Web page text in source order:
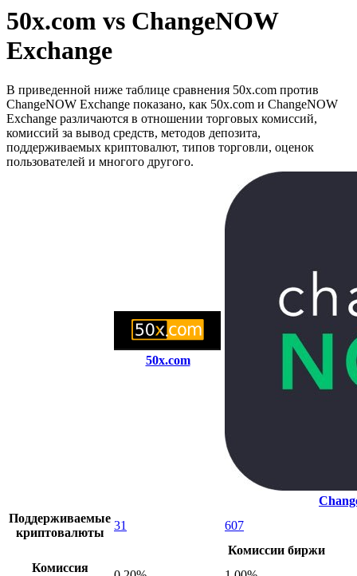
50x.com vs ChangeNOW
Exchange
В приведенной ниже таблице сравнения 50x.com против
ChangeNOW Exchange показано, как 50x.com и ChangeNOW
Exchange различаются в отношении торговых комиссий,
комиссий за вывод средств, методов депозита,
поддерживаемых криптовалют, типов торговли, оценок
пользователей и многого другого.
50x.com
Поддерживаемые
криптовалюты
31
607
Комиссии биржи
Комиссия